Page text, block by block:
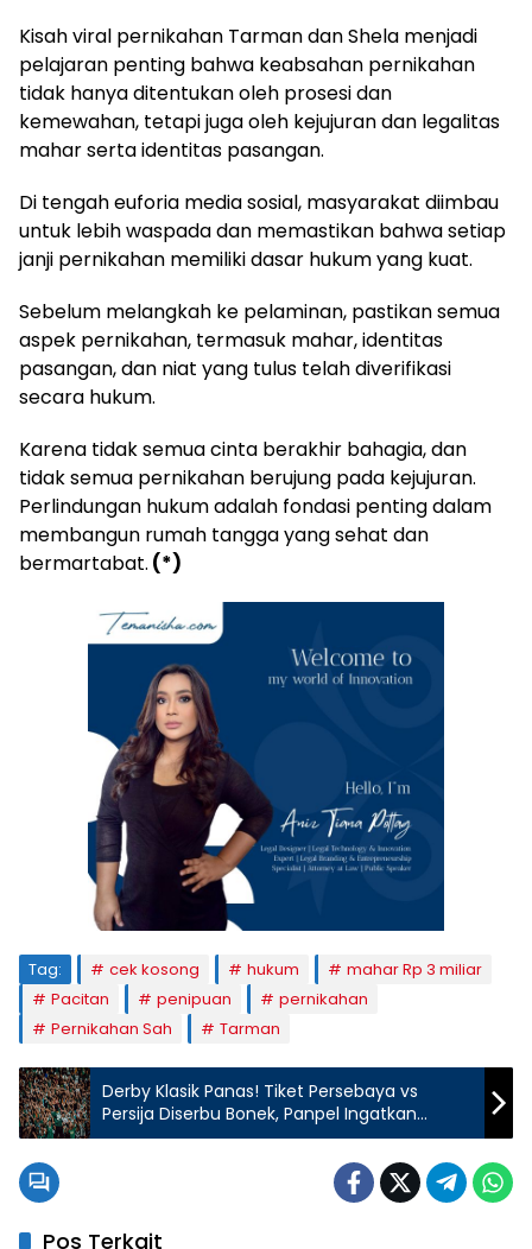
Kisah viral pernikahan Tarman dan Shela menjadi
pelajaran penting bahwa keabsahan pernikahan
tidak hanya ditentukan oleh prosesi dan
kemewahan, tetapi juga oleh kejujuran dan legalitas
mahar serta identitas pasangan.
Di tengah euforia media sosial, masyarakat diimbau
untuk lebih waspada dan memastikan bahwa setiap
janji pernikahan memiliki dasar hukum yang kuat.
Sebelum melangkah ke pelaminan, pastikan semua
aspek pernikahan, termasuk mahar, identitas
pasangan, dan niat yang tulus telah diverifikasi
secara hukum.
Karena tidak semua cinta berakhir bahagia, dan
tidak semua pernikahan berujung pada kejujuran.
Perlindungan hukum adalah fondasi penting dalam
membangun rumah tangga yang sehat dan
bermartabat. (*)
Tag: cek kosong hukum
mahar Rp 3 miliar
Pacitan
penipuan
pernikahan
Pernikahan Sah
Tarman
Derby Klasik Panas! Tiket Persebaya vs
Persija Diserbu Bonek, Panpel Ingatkan
Jangan Beli di Calo
Pos Terkait